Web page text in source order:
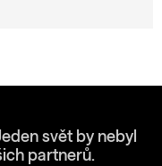
svět by nebyl
partnerů.